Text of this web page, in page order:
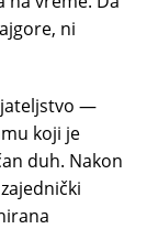
ni
—
koji je
duh. Nakon